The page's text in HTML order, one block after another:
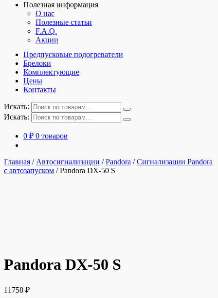
Полезная информация
О нас
Полезные статьи
F.A.Q.
Акции
Предпусковые подогреватели
Брелоки
Комплектующие
Цены
Контакты
Искать:
Искать:
0 ₽ 0 товаров
Главная / Автосигнализации /Pandora /Сигнализации Pandora
с автозапуском /Pandora DX-50 S
Pandora DX-50 S
11758 ₽